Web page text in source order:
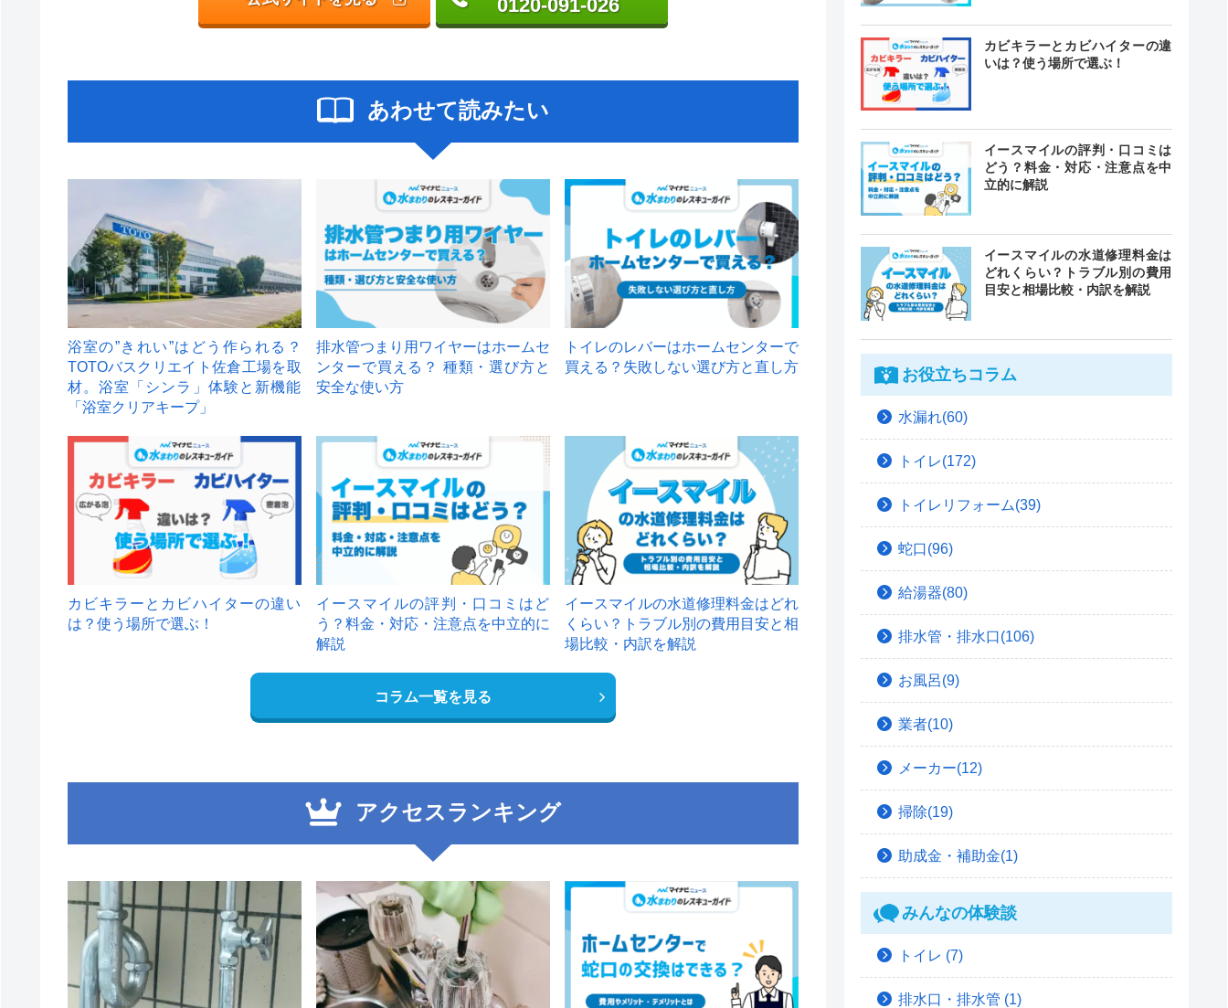
0120-091-026
あわせて読みたい
浴室の”きれい”はどう作られる？
TOTOバスクリエイト佐倉工場を取
材。浴室「シンラ」体験と新機能
「浴室クリアキープ」
排水管つまり用ワイヤーはホームセ
ンターで買える？ 種類・選び方と
安全な使い方
トイレのレバーはホームセンターで
買える？失敗しない選び方と直し方
カビキラーとカビハイターの違い
は？使う場所で選ぶ！
イースマイルの評判・口コミはど
う？料金・対応・注意点を中立的に
解説
イースマイルの水道修理料金はどれ
くらい？トラブル別の費用目安と相
場比較・内訳を解説
コラム一覧を見る
アクセスランキング
1 2
カビキラーとカビハイターの違
いは？使う場所で選ぶ！
イースマイルの評判・口コミは
どう？料金・対応・注意点を中
立的に解説
イースマイルの水道修理料金は
どれくらい？トラブル別の費用
目安と相場比較・内訳を解説
お役立ちコラム
水漏れ(60)
トイレ(172)
トイレリフォーム(39)
蛇口(96)
給湯器(80)
排水管・排水口(106)
お風呂(9)
業者(10)
メーカー(12)
掃除(19)
助成金・補助金(1)
みんなの体験談
トイレ (7)
排水口・排水管 (1)